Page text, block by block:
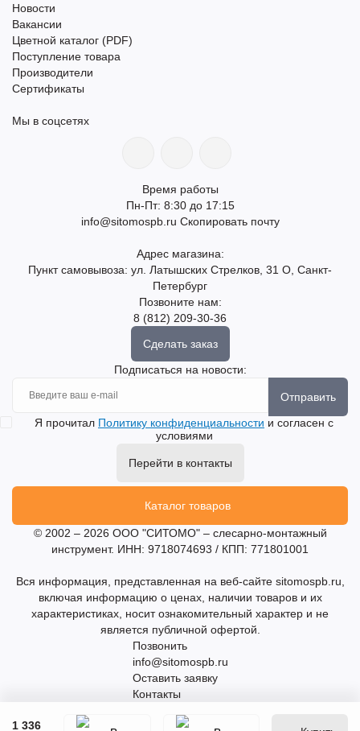
1 336
Новости
Вакансии
Цветной каталог (PDF)
Поступление товара
Производители
Сертификаты
Мы в соцсетях
Время работы
Пн-Пт: 8:30 до 17:15
info@sitomospb.ru Скопировать почту
Адрес магазина:
Пункт самовывоза: ул. Латышских Стрелков, 31 О, Санкт-
Петербург
Позвоните нам:
8 (812) 209-30-36
Сделать заказ
Подписаться на новости:
Отправить
Я прочитал Политику конфиденциальности и согласен с
условиями
Перейти в контакты
Каталог товаров
© 2002 – 2026 ООО "СИТОМО" – слесарно-монтажный
инструмент. ИНН: 9718074693 / КПП: 771801001
Вся информация, представленная на веб-сайте sitomospb.ru,
включая информацию о ценах, наличии товаров и их
характеристиках, носит ознакомительный характер и не
является публичной офертой.
Позвонить
info@sitomospb.ru
Оставить заявку
Контакты